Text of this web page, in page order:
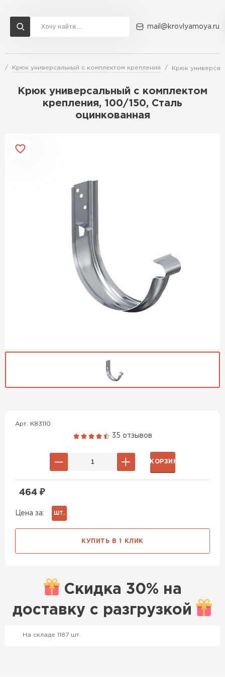
mail@krovlyamoya.ru
Крюк универсальный с комплектом крепления Крюк
Крюк универсальный с комплектом
крепления, 100/150, Сталь
оцинкованная
Арт. K83110
35 отзывов
Цена за: ШТ.
464 ₽
В КОРЗИНУ
КУПИТЬ В 1 КЛИК
Скидка 30% на
доставку с разгрузкой
На складе 1187 шт.
Сервисы расчета
Расчет штакетника для забора
Расчет водостока
Расчет софитов для кровли
Расчет кровли из профнастила
Доставка Контакты
Гибкая черепица
Профилированный лист